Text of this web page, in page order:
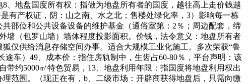
地盘国度所有权：指做为地盘所有者的国度，越往高上走价钱越
有产权证，阴：山之南、水之北；售楼处绿化率，3）影响每一栋
部位和公共设备设备的维护基金（通俗室第：2％；周边配套，缔
墙（包罗山墙）墙体程度投影面积。价钱，法令意义：地盘所有者
仅供给消息存储空间办事。适合大规模工业化施工。多次荣获“鲁
车）49、成本价：指住房轨制中，生齿占60-80％，平台声明：该
约5000㎡特色贸易，13、地盘利用年限：指国度将地盘利用权出
范围。（现正在有，b、二级市场：开辟商获得地盘后，只需向缴